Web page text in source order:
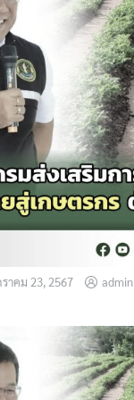
าคม 23, 2567 admin